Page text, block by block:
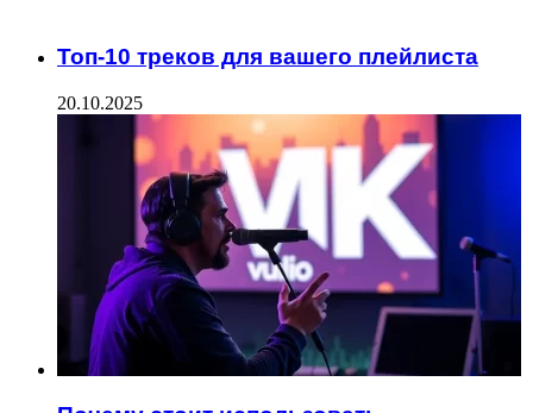
Топ-10 треков для вашего плейлиста
20.10.2025